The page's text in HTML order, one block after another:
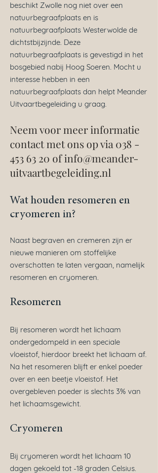
beschikt Zwolle nog niet over een
natuurbegraafplaats en is
natuurbegraafplaats Westerwolde de
dichtstbijzijnde. Deze
natuurbegraafplaats is gevestigd in het
bosgebied nabij Hoog Soeren. Mocht u
interesse hebben in een
natuurbegraafplaats dan helpt Meander
Uitvaartbegeleiding u graag.
Neem voor meer informatie
contact met ons op via 038 -
453 63 20 ofinfo@meander-
uitvaartbegeleiding.nl
Wat houden resomeren en
cryomeren in?
Naast begraven en cremeren zijn er
nieuwe manieren om stoffelijke
overschotten te laten vergaan, namelijk
resomeren en cryomeren.
Resomeren
Bij resomeren wordt het lichaam
ondergedompeld in een speciale
vloeistof, hierdoor breekt het lichaam af.
Na het resomeren blijft er enkel poeder
over en een beetje vloeistof. Het
overgebleven poeder is slechts 3% van
het lichaamsgewicht.
Cryomeren
Bij cryomeren wordt het lichaam 10
dagen gekoeld tot -18 graden Celsius.